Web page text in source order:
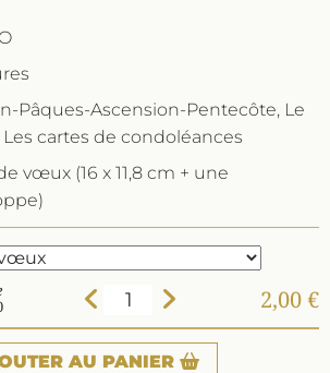
Pâques-Ascension-Pentecôte, Le
Les cartes de condoléances
vœux (16 x 11,8 cm + une
2,00 €
AU PANIER